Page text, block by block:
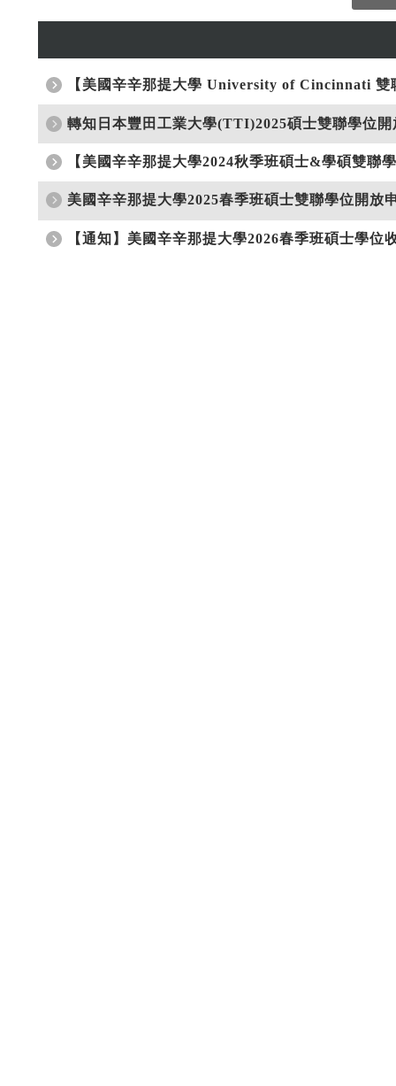
【美國辛辛那提大學 University of Cincinnati 雙
轉知日本豐田工業大學(TTI)2025碩士雙聯學位
【美國辛辛那提大學2024秋季班碩士&學碩雙聯
美國辛辛那提大學2025春季班碩士雙聯學位開放
【通知】美國辛辛那提大學2026春季班碩士學